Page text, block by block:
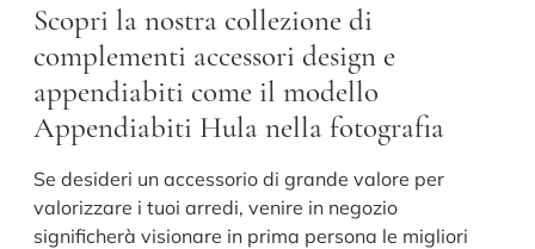
Scopri la nostra collezione di
complementi accessori design e
appendiabiti come il modello
Appendiabiti Hula nella fotografia
Se desideri un accessorio di grande valore per
valorizzare i tuoi arredi, venire in negozio
significherà visionare in prima persona le migliori